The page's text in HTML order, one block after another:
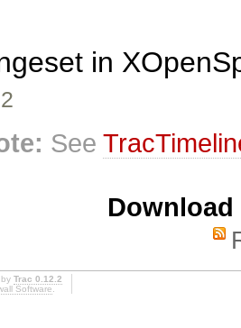
in
See
Trac 0.12.2
Software